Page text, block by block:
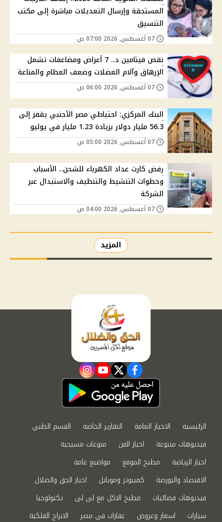
المستحقة وإرسال التعديلات مباشرة إلى مكتب
التنسيق
نقص فيتامين د.. 7 أعراض ومضاعفات تشمل
الإرهاق وآلام العضلات وضعف العظام والمناعة
البنك المركزي: احتياطي مصر الأجنبي يقفز إلى
56.3 مليار دولار بزيادة 1.23 مليار في يوليو
رفض كارت عداد الكهرباء للشحن.. الأسباب
وخطوات التنشيط والتنظيف والاستبدال عبر
الشركة
المزيد
facebook
twitter
youtube
instagram
الرئيسية الاخبار العامة التقارير الخاصة
القسم الطبي
فيديوهات متنوعة
اخبار الفن
منوعات مسيحية
اخبار الرياضة
مطبخ الموقع
مواضيع عامة
الاقتصاد والبورصة
كمبيوتر وموبايل
اخبار الحق والضلال
فيديوهات فضائيات
مطبخ الاكل مع لى لى
تكنولوجيا
سيارات
اسعار وعروض عقارات في مصر الابراج الفلكية